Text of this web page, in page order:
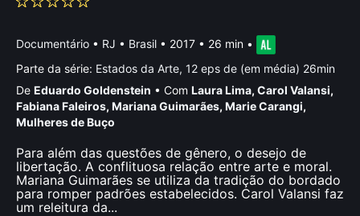
Documentário • RJ • Brasil • 2017 • 26 min •
Parte da série: Estados da Arte, 12 eps de (em média) 26min
De Eduardo Goldenstein • Com Laura Lima, Carol Valansi,
Fabiana Faleiros, Mariana Guimarães, Marie Carangi,
Mulheres de Buço
Para além das questões de gênero, o desejo de
libertação. A conflituosa relação entre arte e moral.
Mariana Guimarães se utiliza da tradição do bordado
para romper padrões estabelecidos. Carol Valansi faz
um releitura da...